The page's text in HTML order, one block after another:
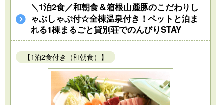
＼1泊2食／和朝食＆箱根山麓豚のこだわりし
ゃぶしゃぶ付☆全棟温泉付き！ペットと泊ま
れる1棟まるごと貸別荘でのんびりSTAY
【1泊2食付き（和朝食）】